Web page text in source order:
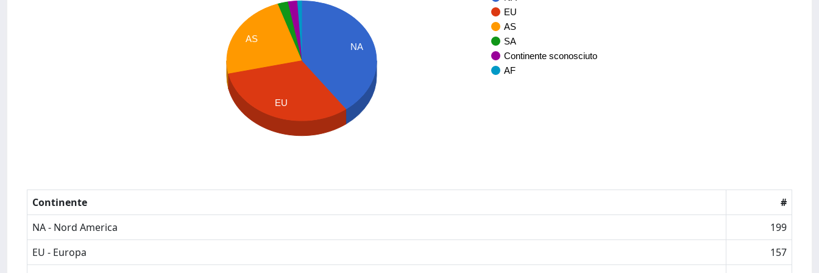
EU
AS
SA
Continente sconosciuto
AF
NA
AS
EU
Continente
#
NA - Nord America
199
EU - Europa
157